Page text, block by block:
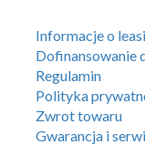
Informacje o
Dofinansowanie
Regulamin
Polityka
Zwrot towaru
Gwarancja i